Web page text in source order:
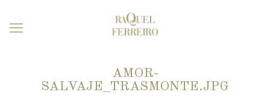
AMOR-
SALVAJE_TRASMONTE.JPG